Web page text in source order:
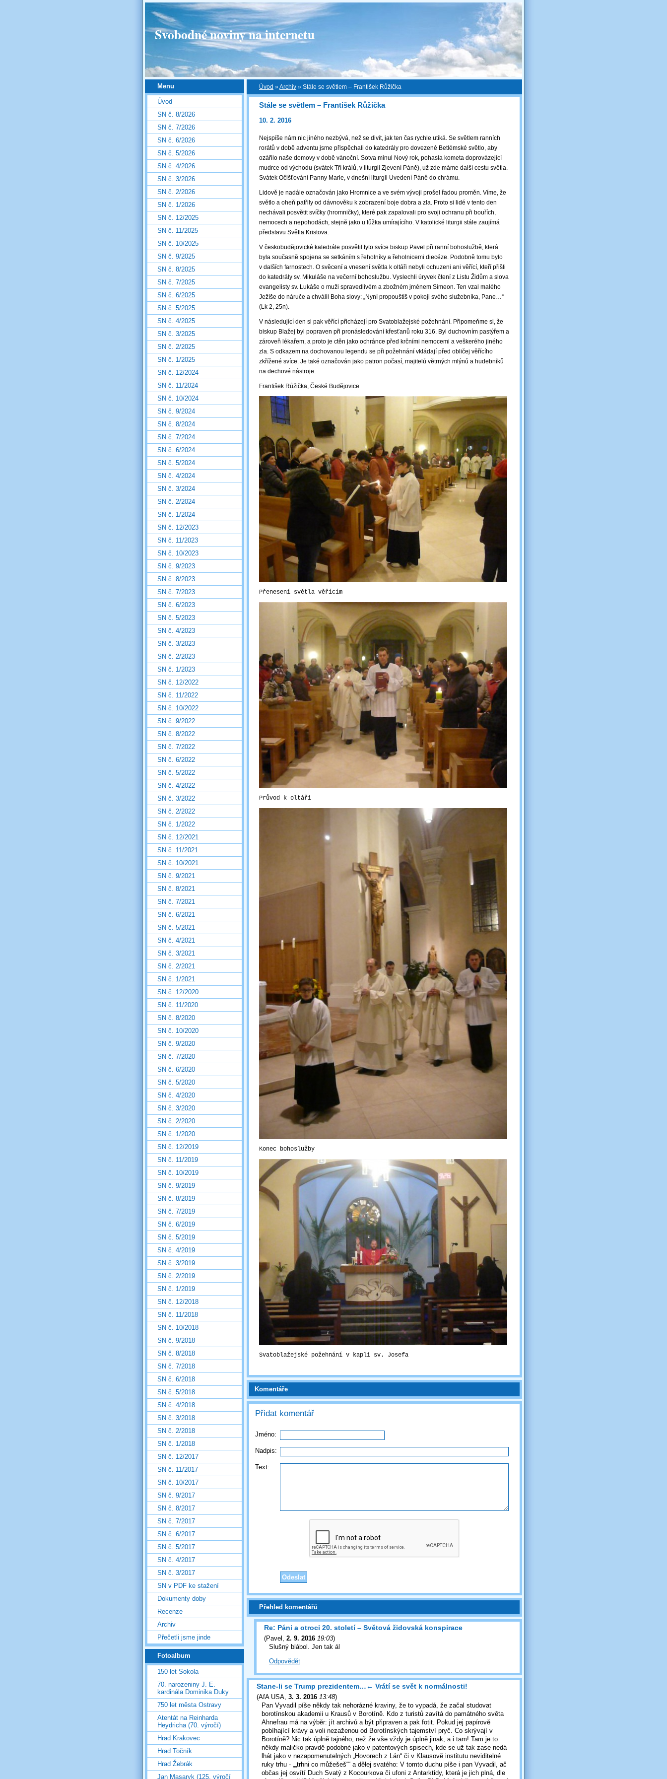
Svobodné noviny na internetu
Úvod »Archiv » Stále se světlem – František Růžička
Stále se světlem – František Růžička
10. 2. 2016
Nejspíše nám nic jiného nezbývá, než se divit, jak ten čas rychle utíká. Se světlem ranních
rorátů v době adventu jsme přispěchali do katedrály pro dovezené Betlémské světlo, aby
ozářilo naše domovy v době vánoční. Sotva minul Nový rok, pohasla kometa doprovázející
mudrce od východu (svátek Tří králů, v liturgii Zjevení Páně), už zde máme další cestu světla.
Svátek Očišťování Panny Marie, v dnešní liturgii Uvedení Páně do chrámu.
Lidově je nadále označován jako Hromnice a ve svém vývoji prošel řadou proměn. Víme, že
světlo a oheň patřily od dávnověku k zobrazení boje dobra a zla. Proto si lidé v tento den
nechávali posvětit svíčky (hromničky), které pak zapalovali pro svoji ochranu při bouřích,
nemocech a nepohodách, stejně jako u lůžka umírajícího. V katolické liturgii stále zaujímá
představu Světla Kristova.
V českobudějovické katedrále posvětil tyto svíce biskup Pavel při ranní bohoslužbě, která
byla současně spojena se setkáním s řeholníky a řeholnicemi diecéze. Podobně tomu bylo
v dalších farnostech. O svěcení a vnesení světla k oltáři nebyli ochuzeni ani věřící, kteří přišli
do katedrály sv. Mikuláše na večerní bohoslužbu. Vyslechli úryvek čtení z Listu Židům a slova
evangelisty sv. Lukáše o muži spravedlivém a zbožném jménem Simeon. Ten vzal malého
Ježíše do náruče a chválil Boha slovy: „Nyní propouštíš v pokoji svého služebníka, Pane…“
(Lk 2, 25n).
V následující den si pak věřící přicházejí pro Svatoblažejské požehnání. Připomeňme si, že
biskup Blažej byl popraven při pronásledování křesťanů roku 316. Byl duchovním pastýřem a
zároveň lékařem, a proto je ctěn jako ochránce před krčními nemocemi a veškerého jiného
zla. S odkazem na dochovanou legendu se při požehnání vkládají před obličej věřícího
zkřížené svíce. Je také označován jako patron počasí, majitelů větrných mlýnů a hudebníků
na dechové nástroje.
František Růžička, České Budějovice
Přenesení světla věřícím
Průvod k oltáři
Konec bohoslužby
Svatoblažejské požehnání v kapli sv. Josefa
Komentáře
Přidat komentář
Jméno:
Nadpis:
Text:
Přehled komentářů
Re: Páni a otroci 20. století – Světová židovská konspirace
(Pavel 2. 9. 2016 19:03)
Slušný blábol. Jen tak ál
Odpovědět
Stane-li se Trump prezidentem…← Vrátí se svět k normálnosti!
(AfA USA, 3. 3. 2016 13:48)
Pan Vyvadil píše někdy tak nehorázné kraviny, že to vypadá, že začal studovat
borotínskou akademii u Krausů v Borotíně. Kdo z turistů zavítá do památného světa
Ahnefrau má na výběr: jít archivů a být připraven a pak fotit. Pokud jej papírově
pobíhající krávy a voli nezaženou od Borotínských tajemství pryč. Co skrývají v
Borotíně? Nic tak úplně tajného, než že vše vždy je úplně jinak, a i tam! Tam je to
někdy maličko pravdě podobné jako v patentových spisech, kde se už tak zase nedá
lhát jako v nezapomenutelných „Hovorech z Lán“ či v Klausově institutu neviditelné
ruky trhu - „„trhni co můžešeš““ a dělej svatého: V tomto duchu píše i pan Vyvadil, ač
občas jej osvítí Duch Svatý z Kocourkova či ufoni z Antarktidy, která je jich plná, dle
Menu
Úvod
SN č. 8/2026
SN č. 7/2026
SN č. 6/2026
SN č. 5/2026
SN č. 4/2026
SN č. 3/2026
SN č. 2/2026
SN č. 1/2026
SN č. 12/2025
SN č. 11/2025
SN č. 10/2025
SN č. 9/2025
SN č. 8/2025
SN č. 7/2025
SN č. 6/2025
SN č. 5/2025
SN č. 4/2025
SN č. 3/2025
SN č. 2/2025
SN č. 1/2025
SN č. 12/2024
SN č. 11/2024
SN č. 10/2024
SN č. 9/2024
SN č. 8/2024
SN č. 7/2024
SN č. 6/2024
SN č. 5/2024
SN č. 4/2024
SN č. 3/2024
SN č. 2/2024
SN č. 1/2024
SN č. 12/2023
SN č. 11/2023
SN č. 10/2023
SN č. 9/2023
SN č. 8/2023
SN č. 7/2023
SN č. 6/2023
SN č. 5/2023
SN č. 4/2023
SN č. 3/2023
SN č. 2/2023
SN č. 1/2023
SN č. 12/2022
SN č. 11/2022
SN č. 10/2022
SN č. 9/2022
SN č. 8/2022
SN č. 7/2022
SN č. 6/2022
SN č. 5/2022
SN č. 4/2022
SN č. 3/2022
SN č. 2/2022
SN č. 1/2022
SN č. 12/2021
SN č. 11/2021
SN č. 10/2021
SN č. 9/2021
SN č. 8/2021
SN č. 7/2021
SN č. 6/2021
SN č. 5/2021
SN č. 4/2021
SN č. 3/2021
SN č. 2/2021
SN č. 1/2021
SN č. 12/2020
SN č. 11/2020
SN č. 8/2020
SN č. 10/2020
SN č. 9/2020
SN č. 7/2020
SN č. 6/2020
SN č. 5/2020
SN č. 4/2020
SN č. 3/2020
SN č. 2/2020
SN č. 1/2020
SN č. 12/2019
SN č. 11/2019
SN č. 10/2019
SN č. 9/2019
SN č. 8/2019
SN č. 7/2019
SN č. 6/2019
SN č. 5/2019
SN č. 4/2019
SN č. 3/2019
SN č. 2/2019
SN č. 1/2019
SN č. 12/2018
SN č. 11/2018
SN č. 10/2018
SN č. 9/2018
SN č. 8/2018
SN č. 7/2018
SN č. 6/2018
SN č. 5/2018
SN č. 4/2018
SN č. 3/2018
SN č. 2/2018
SN č. 1/2018
SN č. 12/2017
SN č. 11/2017
SN č. 10/2017
SN č. 9/2017
SN č. 8/2017
SN č. 7/2017
SN č. 6/2017
SN č. 5/2017
SN č. 4/2017
SN č. 3/2017
SN v PDF ke stažení
Dokumenty doby
Recenze
Archiv
Přečetli jsme jinde
Fotoalbum
150 let Sokola
70. narozeniny J. E.
kardinála Dominika Duky
750 let města Ostravy
Atentát na Reinharda
Heydricha (70. výročí)
Hrad Krakovec
Hrad Točník
Hrad Žebrák
Jan Masaryk (125. výročí